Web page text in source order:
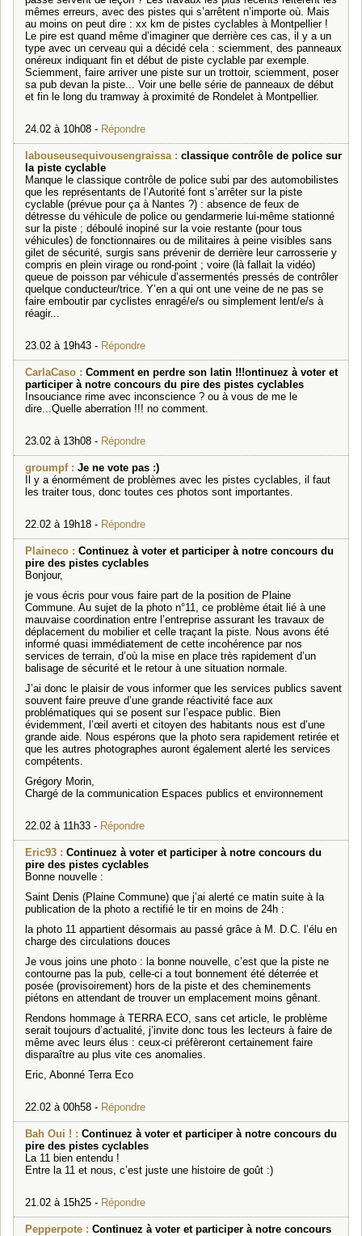
mêmes erreurs, avec des pistes qui s’arrêtent n’importe où. Mais
au moins on peut dire : xx km de pistes cyclables à Montpellier !
Le pire est quand même d’imaginer que derrière ces cas, il y a un
type avec un cerveau qui a décidé cela : sciemment, des panneaux
onéreux indiquant fin et début de piste cyclable par exemple.
Sciemment, faire arriver une piste sur un trottoir, sciemment, poser
sa pub devan la piste... Voir une belle série de panneaux de début
et fin le long du tramway à proximité de Rondelet à Montpellier.
24.02 à 10h08 - Répondre
labouseusequivousengraissa : classique contrôle de police sur
la piste cyclable
Manque le classique contrôle de police subi par des automobilistes
que les représentants de l’Autorité font s’arrêter sur la piste
cyclable (prévue pour ça à Nantes ?) : absence de feux de
détresse du véhicule de police ou gendarmerie lui-même stationné
sur la piste ; déboulé inopiné sur la voie restante (pour tous
véhicules) de fonctionnaires ou de militaires à peine visibles sans
gilet de sécurité, surgis sans prévenir de derrière leur carrosserie y
compris en plein virage ou rond-point ; voire (là fallait la vidéo)
queue de poisson par véhicule d’assermentés pressés de contrôler
quelque conducteur/trice. Y’en a qui ont une veine de ne pas se
faire emboutir par cyclistes enragé/e/s ou simplement lent/e/s à
réagir...
23.02 à 19h43 - Répondre
CarlaCaso : Comment en perdre son latin !!!ontinuez à voter et
participer à notre concours du pire des pistes cyclables
Insouciance rime avec inconscience ? ou à vous de me le
dire...Quelle aberration !!! no comment.
23.02 à 13h08 - Répondre
groumpf : Je ne vote pas :)
Il y a énormément de problèmes avec les pistes cyclables, il faut
les traiter tous, donc toutes ces photos sont importantes.
22.02 à 19h18 - Répondre
Plaineco : Continuez à voter et participer à notre concours du
pire des pistes cyclables
Bonjour,
je vous écris pour vous faire part de la position de Plaine
Commune. Au sujet de la photo n°11, ce problème était lié à une
mauvaise coordination entre l’entreprise assurant les travaux de
déplacement du mobilier et celle traçant la piste. Nous avons été
informé quasi immédiatement de cette incohérence par nos
services de terrain, d’où la mise en place très rapidement d’un
balisage de sécurité et le retour à une situation normale.
J’ai donc le plaisir de vous informer que les services publics savent
souvent faire preuve d’une grande réactivité face aux
problématiques qui se posent sur l’espace public. Bien
évidemment, l’œil averti et citoyen des habitants nous est d’une
grande aide. Nous espérons que la photo sera rapidement retirée et
que les autres photographes auront également alerté les services
compétents.
Grégory Morin,
Chargé de la communication Espaces publics et environnement
22.02 à 11h33 - Répondre
Eric93 : Continuez à voter et participer à notre concours du
pire des pistes cyclables
Bonne nouvelle :
Saint Denis (Plaine Commune) que j’ai alerté ce matin suite à la
publication de la photo a rectifié le tir en moins de 24h :
la photo 11 appartient désormais au passé grâce à M. D.C. l’élu en
charge des circulations douces
Je vous joins une photo : la bonne nouvelle, c’est que la piste ne
contourne pas la pub, celle-ci a tout bonnement été déterrée et
posée (provisoirement) hors de la piste et des cheminements
piétons en attendant de trouver un emplacement moins gênant.
Rendons hommage à TERRA ECO, sans cet article, le problème
serait toujours d’actualité, j’invite donc tous les lecteurs à faire de
même avec leurs élus : ceux-ci préfèreront certainement faire
disparaître au plus vite ces anomalies.
Eric, Abonné Terra Eco
22.02 à 00h58 - Répondre
Bah Oui ! : Continuez à voter et participer à notre concours du
pire des pistes cyclables
La 11 bien entendu !
Entre la 11 et nous, c’est juste une histoire de goût :)
21.02 à 15h25 - Répondre
Pepperpote : Continuez à voter et participer à notre concours